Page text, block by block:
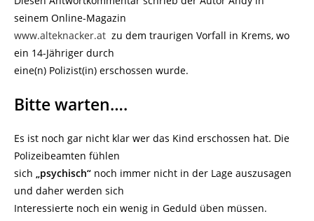
seinem Online-Magazin
www.alteknacker.at zu dem traurigen Vorfall in Krems, wo
ein 14-Jähriger durch
eine(n) Polizist(in) erschossen wurde.
Bitte warten….
Es ist noch gar nicht klar wer das Kind erschossen hat. Die
Polizeibeamten fühlen
sich „psychisch“ noch immer nicht in der Lage auszusagen
und daher werden sich
Interessierte noch ein wenig in Geduld üben müssen.